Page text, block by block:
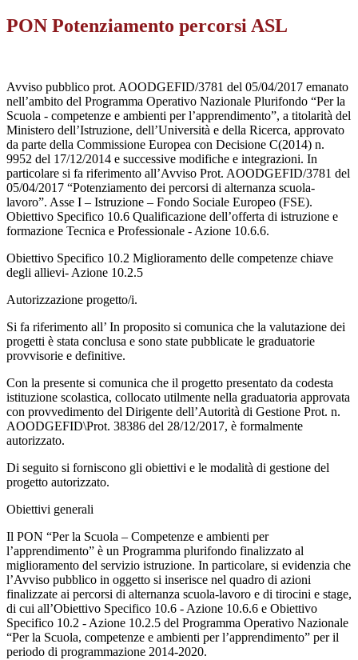
PON Potenziamento percorsi ASL
Avviso pubblico prot. AOODGEFID/3781 del 05/04/2017 emanato
nell’ambito del Programma Operativo Nazionale Plurifondo “Per la
Scuola - competenze e ambienti per l’apprendimento”, a titolarità del
Ministero dell’Istruzione, dell’Università e della Ricerca, approvato
da parte della Commissione Europea con Decisione C(2014) n.
9952 del 17/12/2014 e successive modifiche e integrazioni. In
particolare si fa riferimento all’Avviso Prot. AOODGEFID/3781 del
05/04/2017 “Potenziamento dei percorsi di alternanza scuola-
lavoro”. Asse I – Istruzione – Fondo Sociale Europeo (FSE).
Obiettivo Specifico 10.6 Qualificazione dell’offerta di istruzione e
formazione Tecnica e Professionale - Azione 10.6.6.
Obiettivo Specifico 10.2 Miglioramento delle competenze chiave
degli allievi- Azione 10.2.5
Autorizzazione progetto/i.
Si fa riferimento all’ In proposito si comunica che la valutazione dei
progetti è stata conclusa e sono state pubblicate le graduatorie
provvisorie e definitive.
Con la presente si comunica che il progetto presentato da codesta
istituzione scolastica, collocato utilmente nella graduatoria approvata
con provvedimento del Dirigente dell’Autorità di Gestione Prot. n.
AOODGEFID\Prot. 38386 del 28/12/2017, è formalmente
autorizzato.
Di seguito si forniscono gli obiettivi e le modalità di gestione del
progetto autorizzato.
Obiettivi generali
Il PON “Per la Scuola – Competenze e ambienti per
l’apprendimento” è un Programma plurifondo finalizzato al
miglioramento del servizio istruzione. In particolare, si evidenzia che
l’Avviso pubblico in oggetto si inserisce nel quadro di azioni
finalizzate ai percorsi di alternanza scuola-lavoro e di tirocini e stage,
di cui all’Obiettivo Specifico 10.6 - Azione 10.6.6 e Obiettivo
Specifico 10.2 - Azione 10.2.5 del Programma Operativo Nazionale
“Per la Scuola, competenze e ambienti per l’apprendimento” per il
periodo di programmazione 2014-2020.